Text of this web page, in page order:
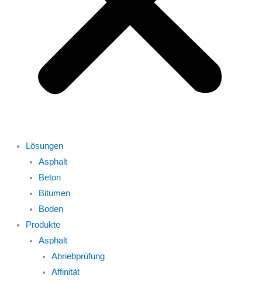
Lösungen
Asphalt
Beton
Bitumen
Boden
Produkte
Asphalt
Abriebprüfung
Affinität